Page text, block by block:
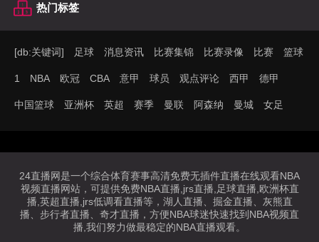
热门标签
[db:关键词] 足球 消息资讯 比赛集锦 比赛录像 比赛 篮球
1 NBA 欧冠 CBA 意甲 球员 观点评论 西甲 德甲
中国篮球 亚洲杯 英超 赛季 曼联 阿森纳 曼城 女足
24直播网是一个综合体育赛事高清免费无插件直播在线观看NBA
视频直播网站，可提供免费NBA直播,jrs直播,足球直播,欧洲杯直
播,英超直播,jrs低调看直播等，湖人直播、掘金直播、灰熊直
播、步行者直播、奇才直播，方便NBA球迷快速找到NBA视频直
播,我们努力做最稳定的NBA直播观看。